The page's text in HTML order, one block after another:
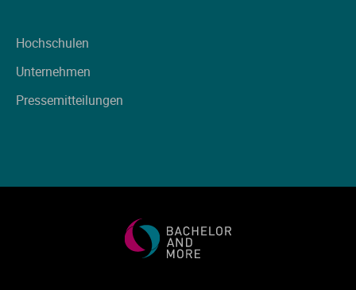
Hochschulen
Unternehmen
Pressemitteilungen